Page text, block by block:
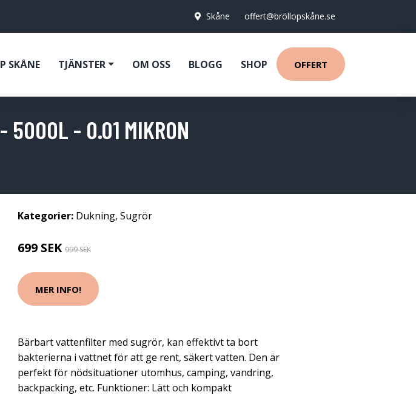
Skåne offert@bröllopskåne.se
SKÅNE TJÄNSTER OM OSS BLOGG SHOP OFFERT
- 5000L - 0.01 MIKRON
Kategorier: Dukning, Sugrör
699 SEK 999 SEK
MER INFO!
Bärbart vattenfilter med sugrör, kan effektivt ta bort
bakterierna i vattnet för att ge rent, säkert vatten. Den är
perfekt för nödsituationer utomhus, camping, vandring,
backpacking, etc. Funktioner: Lätt och kompakt